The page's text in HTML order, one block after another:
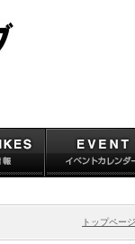
トップページ